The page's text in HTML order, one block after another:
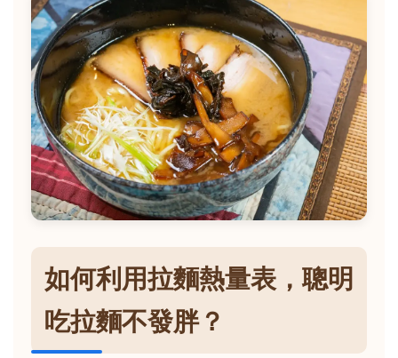
如何利用拉麵熱量表，聰明
吃拉麵不發胖？